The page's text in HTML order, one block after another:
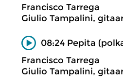
Francisco Tarrega
Giulio Tampalini,
08:24 Pepita
Francisco Tarrega
Giulio Tampalini,